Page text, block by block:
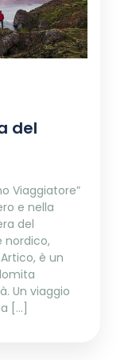
del
Viaggiatore”
e nella
del
nordico,
è un
Un viaggio
[…]